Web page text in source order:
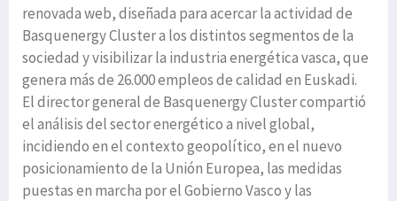
renovada web, diseñada para acercar la actividad de
Basquenergy Cluster a los distintos segmentos de la
sociedad y visibilizar la industria energética vasca, que
genera más de 26.000 empleos de calidad en Euskadi.
El director general de Basquenergy Cluster compartió
el análisis del sector energético a nivel global,
incidiendo en el contexto geopolítico, en el nuevo
posicionamiento de la Unión Europea, las medidas
puestas en marcha por el Gobierno Vasco y las